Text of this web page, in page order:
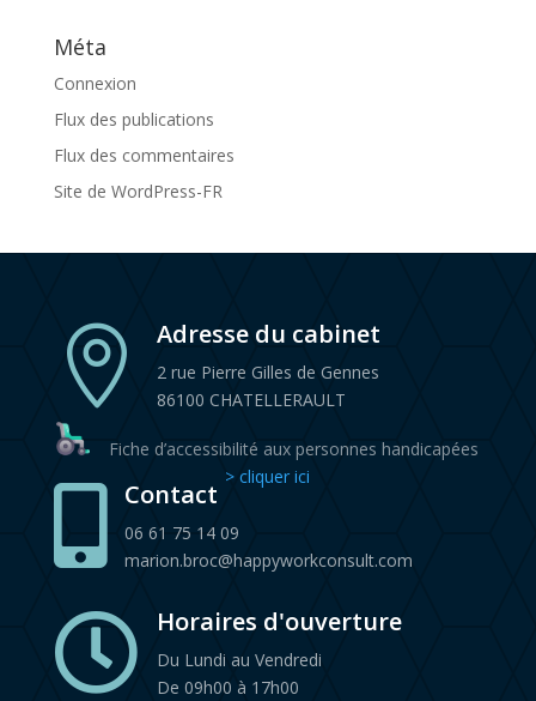
Méta
Connexion
Flux des publications
Flux des commentaires
Site de WordPress-FR
 Adresse du cabinet
2 rue Pierre Gilles de Gennes
86100 CHATELLERAULT
Fiche d’accessibilité aux personnes handicapées
> cliquer ici
 Contact
06 61 75 14 09
marion.broc@happyworkconsult.com
 Horaires d'ouverture
Du Lundi au Vendredi
De 09h00 à 17h00